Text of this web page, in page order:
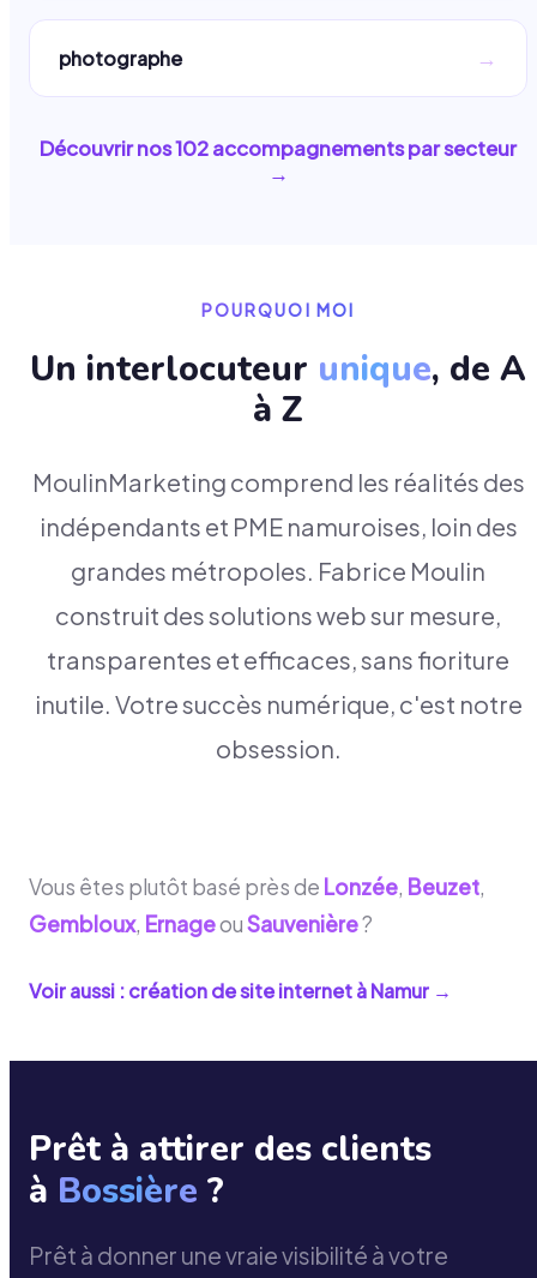
photographe →
Découvrir nos102accompagnements par secteur
→
POURQUOI MOI
Un interlocuteur unique, de A
à Z
MoulinMarketing comprend les réalités des
indépendants et PME namuroises, loin des
grandes métropoles. Fabrice Moulin
construit des solutions web sur mesure,
transparentes et efficaces, sans fioriture
inutile. Votre succès numérique, c'est notre
obsession.
Vous êtes plutôt basé près de Lonzée, Beuzet,
Gembloux, ErnageouSauvenière?
Voir aussi : création de site internet àNamur →
Prêt à attirer des clients
à Bossière ?
Prêt à donner une vraie visibilité à votre